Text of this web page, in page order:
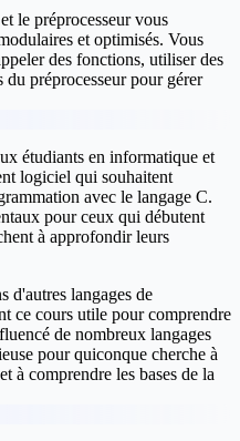
le préprocesseur vous
et optimisés. Vous
des fonctions, utiliser des
préprocesseur pour gérer
étudiants en informatique et
logiciel qui souhaitent
avec le langage C.
pour ceux qui débutent
à approfondir leurs
d'autres langages de
ce cours utile pour comprendre
de nombreux langages
pour quiconque cherche à
à comprendre les bases de la